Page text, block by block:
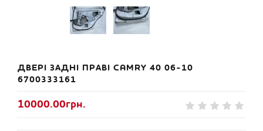
ДВЕРІ ЗАДНІ ПРАВІ CAMRY 40 06-10
6700333161
10000.00грн.